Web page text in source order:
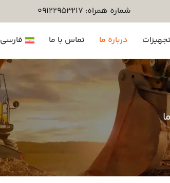
شماره همراه: ۰۹۱۲۲۹۵۳۲۱۷
درباره ما تماس با ما فارسی